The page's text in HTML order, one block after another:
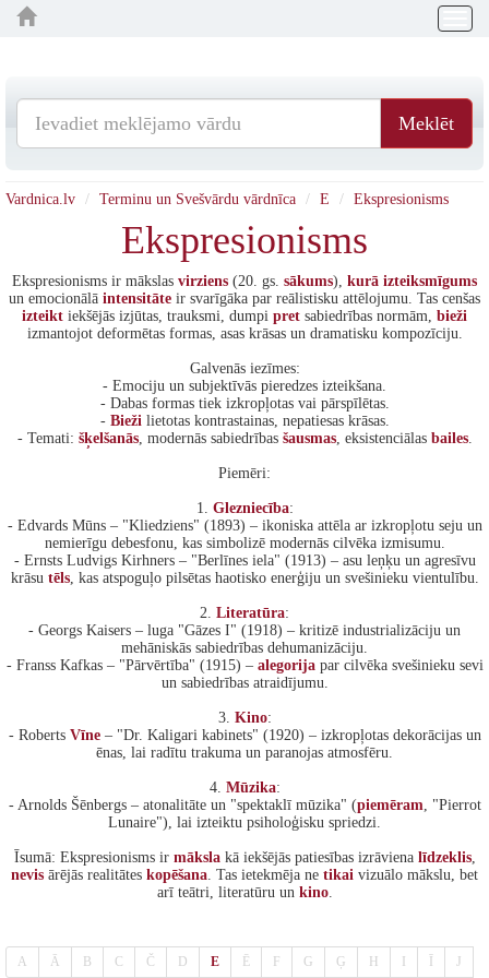
Meklēt
Vardnica.lv Terminu un Svešvārdu vārdnīca E Ekspresionisms
Ekspresionisms
Ekspresionisms ir mākslas virziens (20. gs. sākums), kurā izteiksmīgums
un emocionālā intensitāte ir svarīgāka par reālistisku attēlojumu. Tas cenšas
izteikt iekšējās izjūtas, trauksmi, dumpi pret sabiedrības normām, bieži
izmantojot deformētas formas, asas krāsas un dramatisku kompozīciju.
Galvenās iezīmes:
- Emociju un subjektīvās pieredzes izteikšana.
- Dabas formas tiek izkropļotas vai pārspīlētas.
- Biežilietotas kontrastainas, nepatiesas krāsas.
- Temati: šķelšanās, modernās sabiedrības šausmas, eksistenciālas bailes.
Piemēri:
1. Glezniecība:
- Edvards Mūns – "Kliedziens" (1893) – ikoniska attēla ar izkropļotu seju un
nemierīgu debesfonu, kas simbolizē modernās cilvēka izmisumu.
- Ernsts Ludvigs Kirhners – "Berlīnes iela" (1913) – asu leņķu un agresīvu
krāsu tēls, kas atspoguļo pilsētas haotisko enerģiju un svešinieku vientulību.
2. Literatūra:
- Georgs Kaisers – luga "Gāzes I" (1918) – kritizē industrializāciju un
mehāniskās sabiedrības dehumanizāciju.
- Franss Kafkas – "Pārvērtība" (1915) – alegorijapar cilvēka svešinieku sevi
un sabiedrības atraidījumu.
3. Kino:
- Roberts Vīne– "Dr. Kaligari kabinets" (1920) – izkropļotas dekorācijas un
ēnas, lai radītu trakuma un paranojas atmosfēru.
4. Mūzika:
- Arnolds Šēnbergs – atonalitāte un "spektaklī mūzika" (piemēram, "Pierrot
Lunaire"), lai izteiktu psiholoģisku spriedzi.
Īsumā: Ekspresionisms ir mākslakā iekšējās patiesības izrāviena līdzeklis,
nevis ārējās realitātes kopēšana. Tas ietekmēja ne tikai vizuālo mākslu, bet
arī teātri, literatūru un kino.
A Ā B C Č D E Ē F G Ģ H J